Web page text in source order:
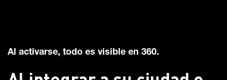
Al activarse, todo es visible en 360.